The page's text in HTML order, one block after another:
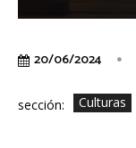
20/06/2024
sección: Culturas